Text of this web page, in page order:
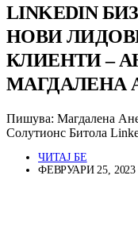
LINKEDIN
НОВИ
КЛИЕНТИ –
МАГДАЛЕНА
Пишува: Магдалена
Солутионс Битола
ЧИТАЈ БЕ
ФЕВРУАРИ 25, 2023